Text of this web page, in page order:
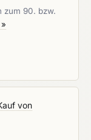
zum 90. bzw.
von